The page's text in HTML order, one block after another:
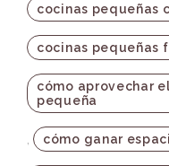
cocinas pequeñas
cocinas pequeñas
cómo aprovechar
pequeña
cómo ganar